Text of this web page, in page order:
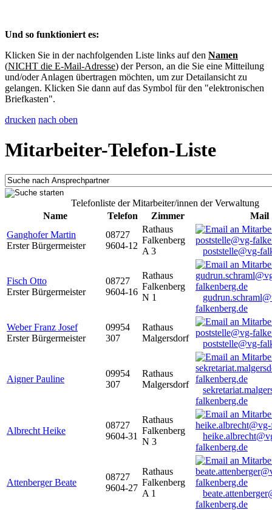
Und so funktioniert es:
Klicken Sie in der nachfolgenden Liste links auf den Namen
(NICHT die E-Mail-Adresse) der Person, an die Sie eine Mitteilung
und/oder Anlagen übertragen möchten, um zur Detailansicht zu
gelangen. Klicken Sie dann auf das Symbol für den "elektronischen
Briefkasten".
drucken nach oben
Mitarbeiter-Telefon-Liste
Telefonliste der Mitarbeiter/innen der Verwaltung
Name
Telefon Zimmer
Mail
Ganghofer Martin
Erster Bürgermeister
08727
9604-12
Rathaus
Falkenberg
A 3
poststelle@vg-
Fisch Otto
Erster Bürgermeister
08727
9604-16
Rathaus
Falkenberg
N 1
falkenberg.de
Weber Franz Josef
Erster Bürgermeister
09954
307
Rathaus
Malgersdorf
poststelle@vg-
Aigner Pauline
09954
307
Rathaus
Malgersdorf
falkenberg.de
Albrecht Heike
08727
9604-31
Rathaus
Falkenberg
N 3
falkenberg.de
Attenberger Beate
08727
9604-27
Rathaus
Falkenberg
A 1
falkenberg.de